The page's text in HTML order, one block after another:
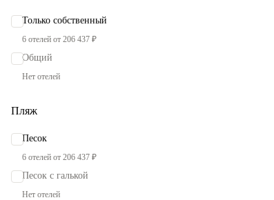
Только собственный
6 отелей от 206 437 ₽
Общий
Нет отелей
Пляж
Песок
6 отелей от 206 437 ₽
Песок с галькой
Нет отелей